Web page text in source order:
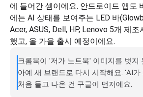
에 들어간 셈이에요. 안드로이드 앱도
에는 AI 상태를 보여주는 LED 바
Acer, ASUS, Dell, HP, Lenovo 5개 제
했고, 올 가을 출시 예정이에요.
크롬북이 '저가 노트북' 이미지를 벗지
아예 새 브랜드로 다시 시작해요. 'AI
처음 들고 나온 건 구글이 먼저예요.